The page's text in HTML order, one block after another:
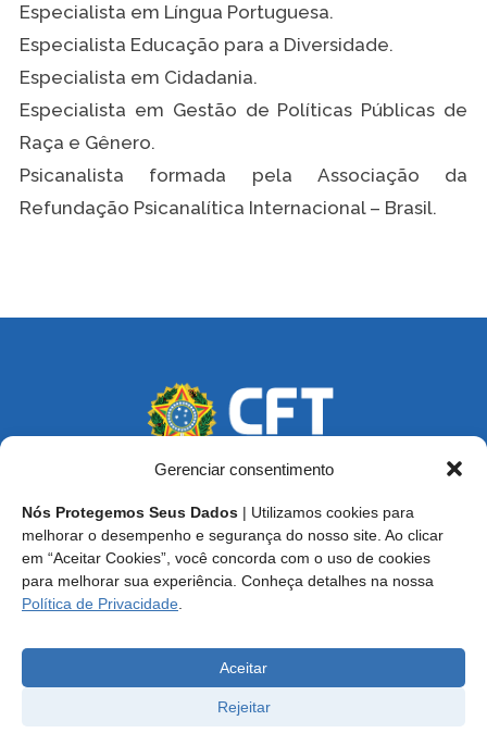
Gerenciar consentimento
Nós Protegemos Seus Dados | Utilizamos cookies para
melhorar o desempenho e segurança do nosso site. Ao clicar
em “Aceitar Cookies”, você concorda com o uso de cookies
para melhorar sua experiência. Conheça detalhes na nossa
Política de Privacidade
Aceitar
Rejeitar
Especialista em Língua Portuguesa.
Especialista Educação para a Diversidade.
Especialista em Cidadania.
Especialista em Gestão de Políticas Públicas de
Raça e Gênero.
Psicanalista formada pela Associação da
Refundação Psicanalítica Internacional – Brasil.
Endereço: SCS, Quadra 02, Bloco D, Ed. Oscar Niemeyer,
9º Andar CEP 70.316-900 - Brasília/DF
Central de Atendimento ao Técnico:0800 016-1515